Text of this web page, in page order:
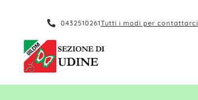
0432510261Tutti i modi per contattarci